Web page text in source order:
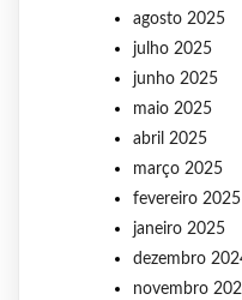
agosto 2025
julho 2025
junho 2025
maio 2025
abril 2025
março 2025
fevereiro 2025
janeiro 2025
dezembro
novembro